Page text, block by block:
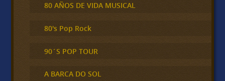
80 AÑOS DE VIDA MUSICAL
80's Pop Rock
90´S POP TOUR
A BARCA DO SOL